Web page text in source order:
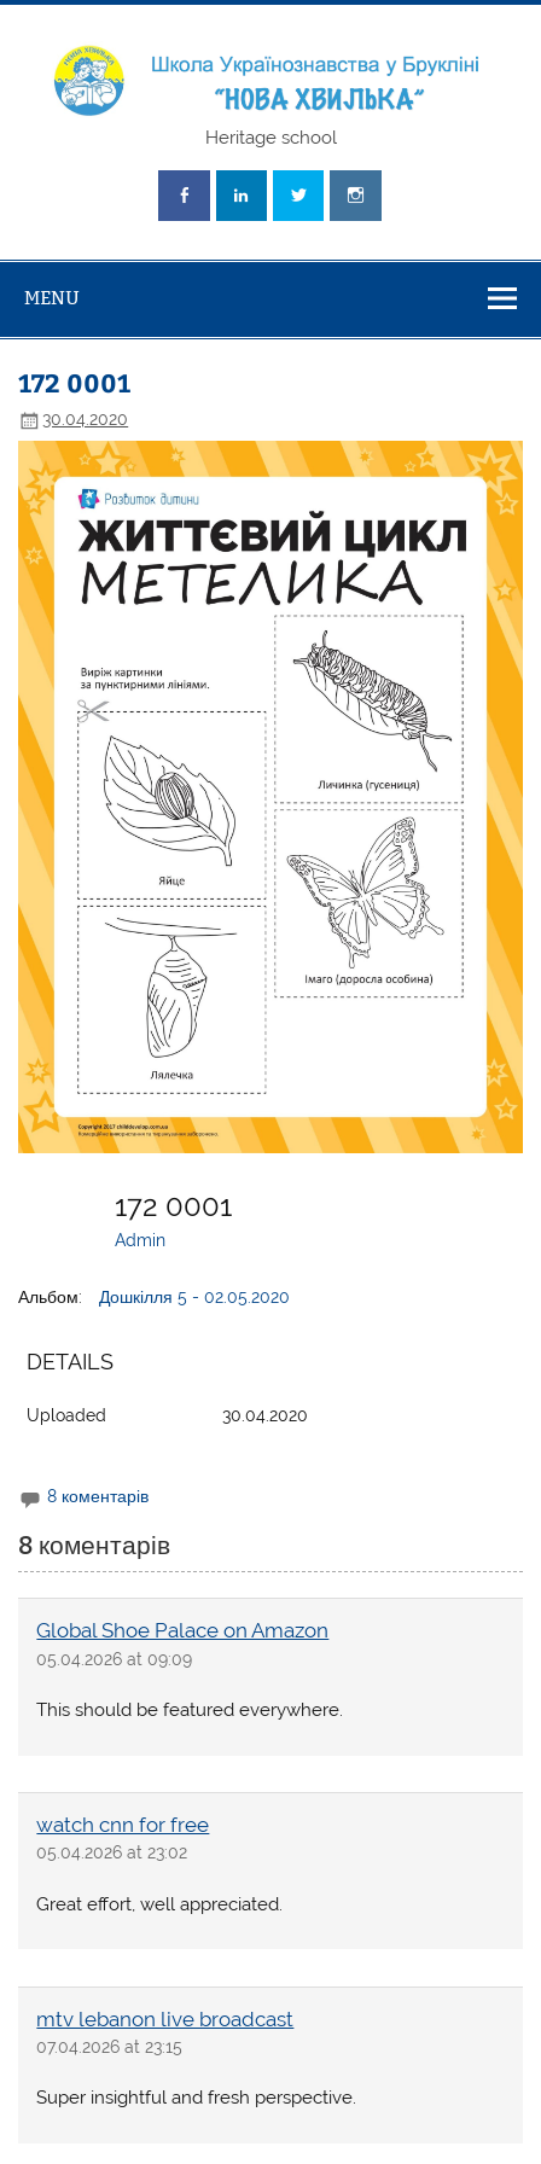
Skip
"Нова
Heritage school
MENU
172 0001
30.04.2020
172 0001
Admin
Альбом: Дошкілля 5 - 02.05.2020
DETAILS
Uploaded 30.04.2020
8 коментарів
8 коментарів
Global Shoe Palace on Amazon
05.04.2026 at 09:09
This should be featured everywhere.
watch cnn for free
05.04.2026 at 23:02
Great effort, well appreciated.
mtv lebanon live broadcast
07.04.2026 at 23:15
Super insightful and fresh perspective.